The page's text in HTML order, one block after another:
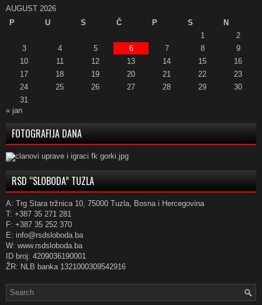
AUGUST 2026
P
U S Č P S
N
1
2
3
4 5 6 7 8
9
10
11 12 13 14 15
16
17
18 19 20 21 22
23
24
25 26 27 28 29
30
31
« jan
FOTOGRAFIJA DANA
RSD “SLOBODA” TUZLA
A: Trg Stara tržnica 10, 75000 Tuzla, Bosna i Hercegovina
T: +387 35 271 281
F: +387 35 252 370
E: info@rsdsloboda.ba
W: www.rsdsloboda.ba
ID broj: 4209036190001
ŽR: NLB banka 1321000309542916